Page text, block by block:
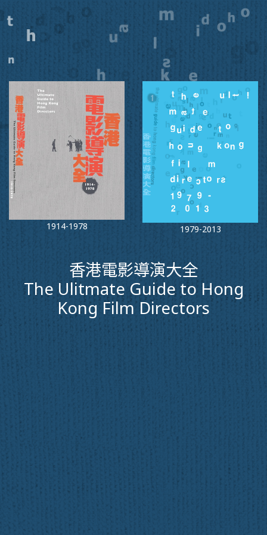
1914-1978 1979-2013
香港電影導演大全
The Ulitmate Guide to Hong
Kong Film Directors